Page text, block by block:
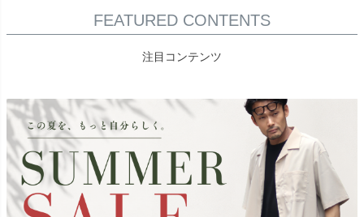
FEATURED CONTENTS
注目コンテンツ